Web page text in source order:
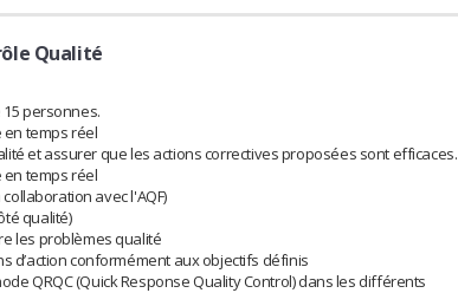
Qualité
personnes.
temps réel
et assurer que les actions correctives proposées sont efficaces.
temps réel
avec l'AQF)
qualité)
les problèmes qualité
d’action conformément aux objectifs définis
QRQC (Quick Response Quality Control) dans les différents